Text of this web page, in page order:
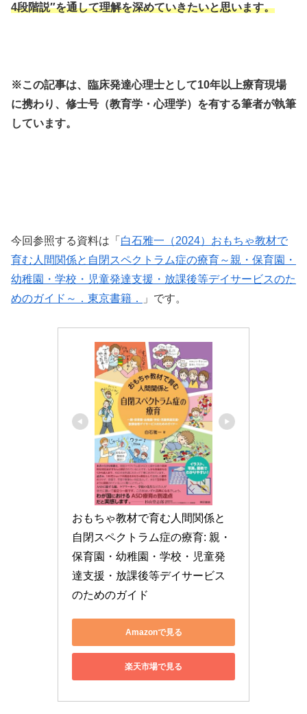
4段階説″を通して理解を深めていきたいと思います。
※この記事は、臨床発達心理士として10年以上療育現場
に携わり、修士号（教育学・心理学）を有する筆者が執筆
しています。
今回参照する資料は「 白石雅一（2024）おもちゃ教材で
育む人間関係と自閉スペクトラム症の療育～親・保育園・
幼稚園・学校・児童発達支援・放課後等デイサービスのた
めのガイド～．東京書籍．
」です。
おもちゃ教材で育む人間関係と
自閉スペクトラム症の療育: 親・
保育園・幼稚園・学校・児童発
達支援・放課後等デイサービス
のためのガイド
Amazonで見る
楽天市場で見る